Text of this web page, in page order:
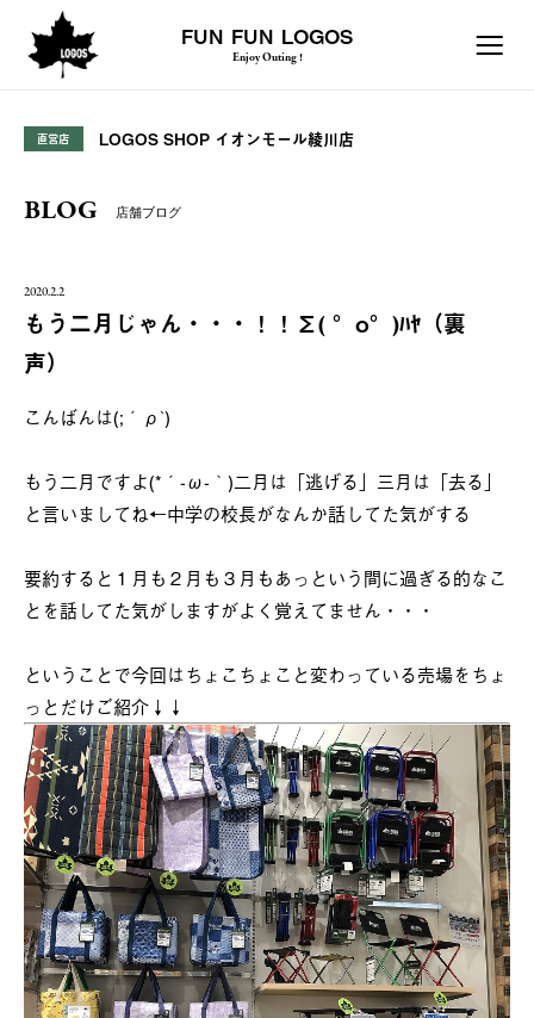
FUN FUN LOGOS
Enjoy Outing !
直営店 LOGOS SHOP イオンモール綾川店
BLOG 店舗ブログ
2020.2.2
もう二月じゃん・・・！！Σ( °o°)ﾊﾔ（裏
声）
こんばんは(;´ρ`)
もう二月ですよ(*´-ω-｀)二月は「逃げる」三月は「去る」
と言いましてね←中学の校長がなんか話してた気がする
要約すると１月も２月も３月もあっという間に過ぎる的なこ
とを話してた気がしますがよく覚えてません・・・
ということで今回はちょこちょこと変わっている売場をちょ
っとだけご紹介↓↓